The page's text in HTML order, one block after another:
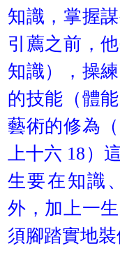
知識，掌握
引薦之前，
知識），操
的技能（體
藝術的修為
上十六 18）
生要在知識
外，加上一
須腳踏實地裝